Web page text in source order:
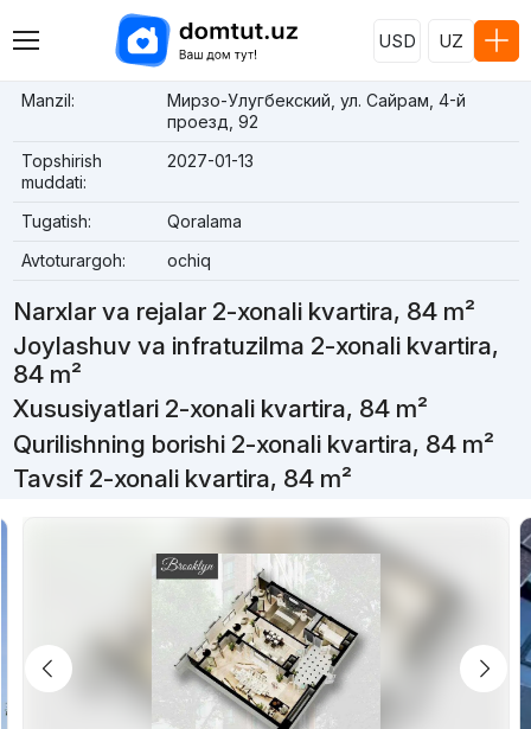
USD UZ
Manzil:
Мирзо-Улугбекский, ул. Сайрам, 4-й
проезд, 92
Topshirish
muddati:
2027-01-13
Tugatish:
Qoralama
Avtoturargoh:
ochiq
Narxlar va rejalar 2-xonali kvartira, 84 m²
Joylashuv va infratuzilma 2-xonali kvartira,
84 m²
Xususiyatlari 2-xonali kvartira, 84 m²
Qurilishning borishi 2-xonali kvartira, 84 m²
Tavsif 2-xonali kvartira, 84 m²